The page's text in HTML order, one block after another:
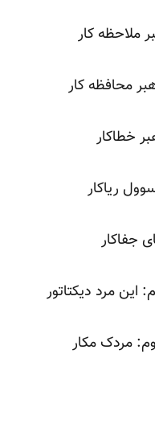
ملاحظه کار
محافظه کار
خطاکار
ریاکار
جفاکار
مرد دیکتاتور
مردک مکار